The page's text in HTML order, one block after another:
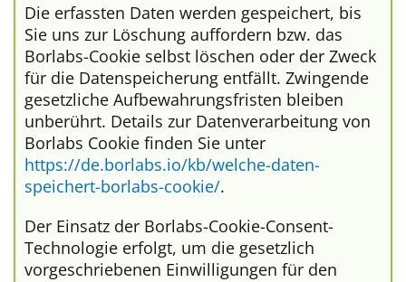
Die erfassten Daten werden gespeichert, bis
Sie uns zur Löschung auffordern bzw. das
Borlabs-Cookie selbst löschen oder der Zweck
für die Datenspeicherung entfällt. Zwingende
gesetzliche Aufbewahrungsfristen bleiben
unberührt. Details zur Datenverarbeitung von
Borlabs Cookie finden Sie unter
https://de.borlabs.io/kb/welche-daten-
speichert-borlabs-cookie/.
Der Einsatz der Borlabs-Cookie-Consent-
Technologie erfolgt, um die gesetzlich
vorgeschriebenen Einwilligungen für den